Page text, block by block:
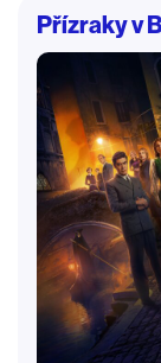
Přízraky v